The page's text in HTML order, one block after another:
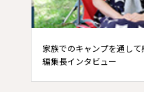
家族でのキャンプを通し
編集長インタビュー